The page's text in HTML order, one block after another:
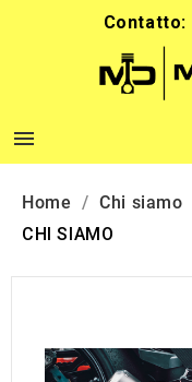
Contatto:

Home
Chi siamo
CHI SIAMO